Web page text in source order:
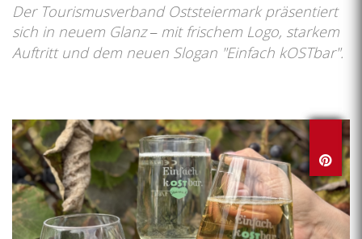
Der Tourismusverband Oststeiermark präsentiert
sich in neuem Glanz–mit frischem Logo, starkem
Auftritt und dem neuen Slogan "Einfach kOSTbar".